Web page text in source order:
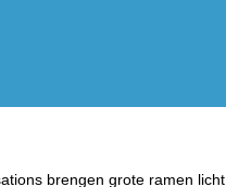
brengen grote ramen licht